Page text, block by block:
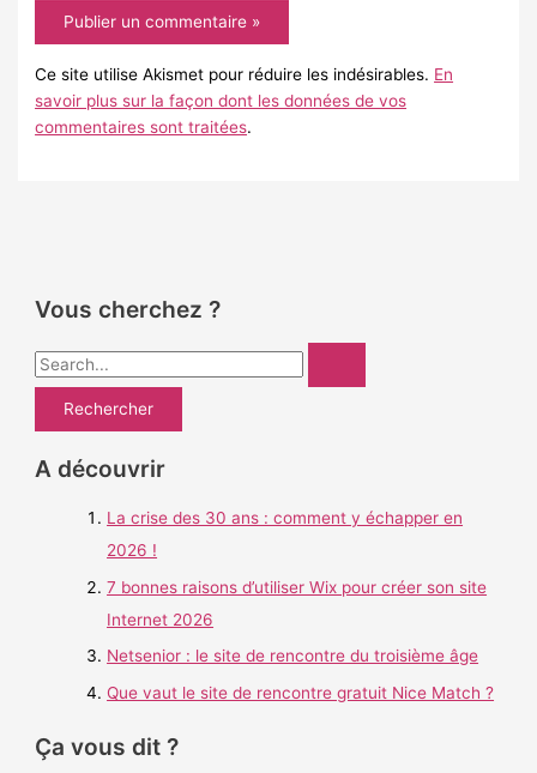
Ce site utilise Akismet pour réduire les indésirables. En
savoir plus sur la façon dont les données de vos
commentaires sont traitées.
Vous cherchez ?
R
e
A découvrir
La crise des 30 ans : comment y échapper en
2026 !
7 bonnes raisons d’utiliser Wix pour créer son site
Internet 2026
Netsenior : le site de rencontre du troisième âge
Que vaut le site de rencontre gratuit Nice Match ?
Ça vous dit ?